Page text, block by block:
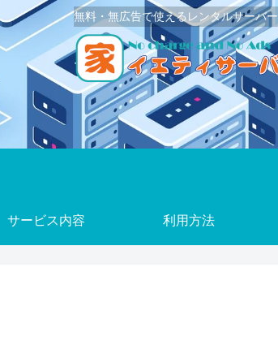
無料・無広告で使えるレンタルサーバー
サービス内容 利用方法